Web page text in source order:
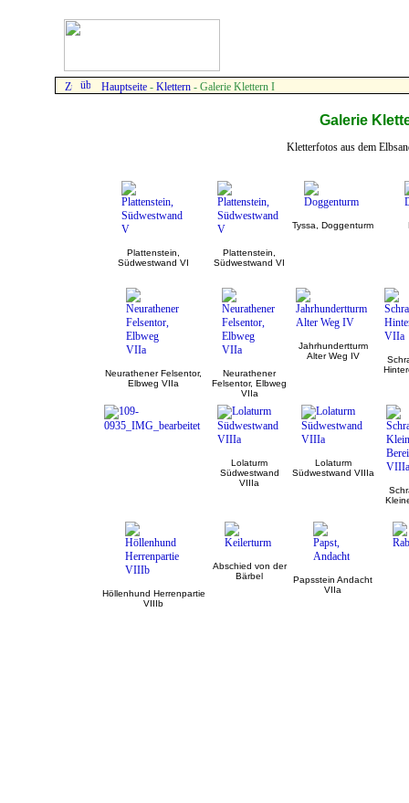
Hauptseite - Klettern - Galerie Klettern I
Galerie
Kletterfotos aus dem
Plattenstein,
Südwestwand VI
Plattenstein,
Südwestwand VI
Tyssa, Doggenturm
Neurathener Felsentor,
Elbweg VIIa
Neurathener
Felsentor, Elbweg
VIIa
Jahrhundertturm
Alter Weg IV
Lolaturm
Südwestwand
VIIIa
Lolaturm
Südwestwand VIIIa
Höllenhund Herrenpartie
VIIIb
Abschied von der
Bärbel
Papsstein Andacht
VIIa